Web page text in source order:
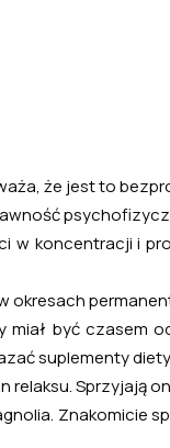
że jest to
w koncentracji i
okresach
być czasem
suplementy diety.
Sprzyjają
Znakomicie